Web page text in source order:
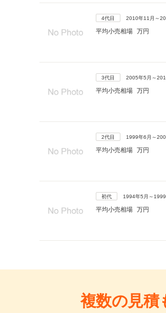
4代目 2010年11月～
平均小売相場 万円
3代目 2005年5月～
平均小売相場 万円
2代目 1999年6月～
平均小売相場 万円
初代 1994年5月～1999
平均小売相場 万円
複数の見積